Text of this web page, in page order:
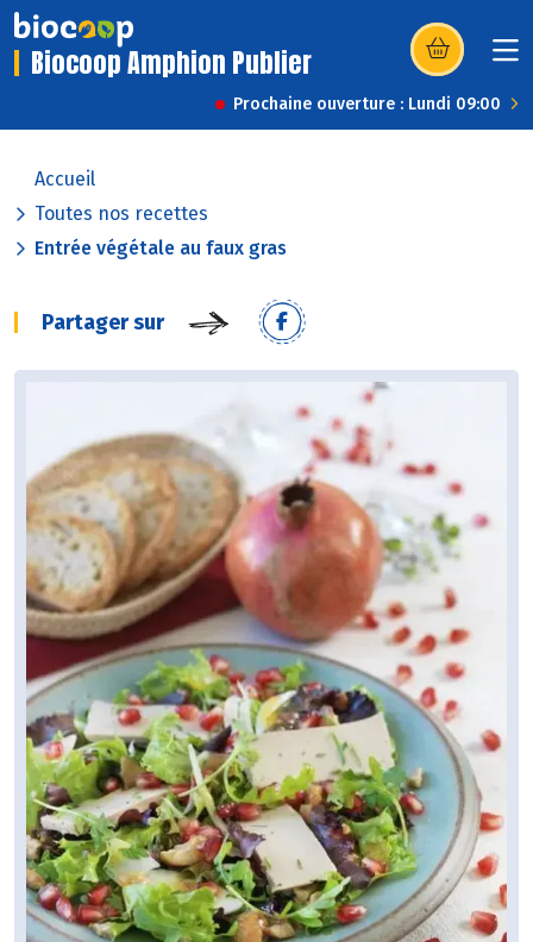
Biocoop Amphion Publier (s’ouvre dans
Prochaine ouverture : Lundi 09:00
Accueil
Toutes nos recettes
Entrée végétale au faux gras
Partager sur